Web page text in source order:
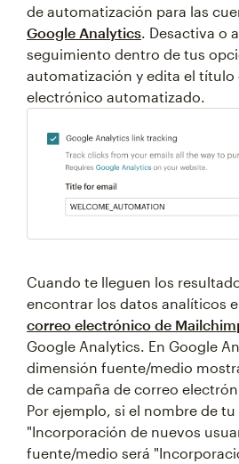
de automatización para las
Google Analytics. Desactiva o
seguimiento dentro de tus
automatización y edita el título
electrónico automatizado.
Cuando te lleguen los
encontrar los datos analíticos
correo electrónico de
Google Analytics. En Google
dimensión fuente/medio
de campaña de correo
Por ejemplo, si el nombre de
"Incorporación de nuevos
fuente/medio será